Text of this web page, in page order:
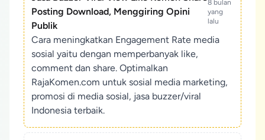
Posting Download, Menggiring Opini
Publik
8 bulan
yang
lalu
Cara meningkatkan Engagement Rate media
sosial yaitu dengan memperbanyak like,
comment dan share. Optimalkan
RajaKomen.com untuk sosial media marketing,
promosi di media sosial, jasa buzzer/viral
Indonesia terbaik.